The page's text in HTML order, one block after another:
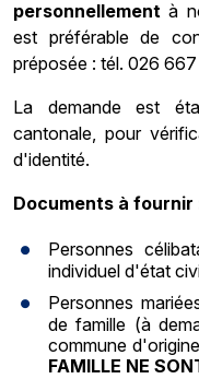
personnellement à
est préférable de
préposée : tél. 026
La demande est
cantonale, pour
d'identité.
Documents à fournir
Personnes
individuel d'état
Personnes
de famille (à
commune
FAMILLE NE